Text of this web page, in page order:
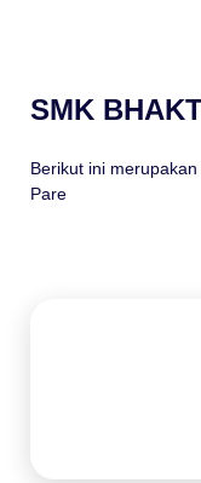
SMK
Berikut ini
Pare